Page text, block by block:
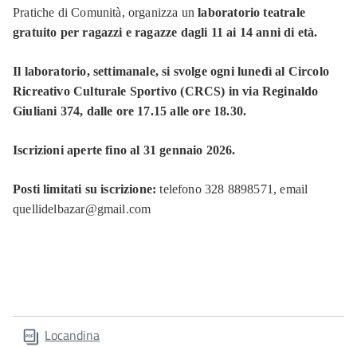
Pratiche di Comunità, organizza unlaboratorio teatrale
gratuito per ragazzi e ragazze dagli 11 ai 14 anni di età.
Il laboratorio, settimanale, si svolge ogni lunedì al Circolo
Ricreativo Culturale Sportivo (CRCS) in via Reginaldo
Giuliani 374, dalle ore 17.15 alle ore 18.30.
Iscrizioni aperte fino al 31 gennaio 2026.
Posti limitati su iscrizione: telefono 328 8898571, email
quellidelbazar@gmail.com
Locandina